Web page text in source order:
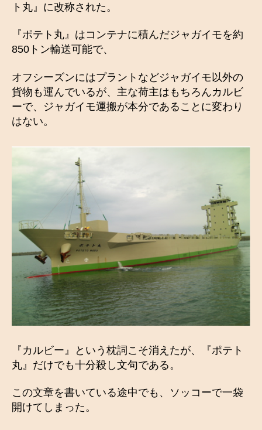
ト丸』に改称された。
『ポテト丸』はコンテナに積んだジャガイモを約
850トン輸送可能で、
オフシーズンにはプラントなどジャガイモ以外の
貨物も運んでいるが、主な荷主はもちろんカルビ
ーで、ジャガイモ運搬が本分であることに変わり
はない。
『カルビー』という枕詞こそ消えたが、『ポテト
丸』だけでも十分殺し文句である。
この文章を書いている途中でも、ソッコーで一袋
開けてしまった。